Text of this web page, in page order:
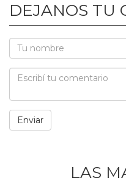
DEJANOS TU
LAS